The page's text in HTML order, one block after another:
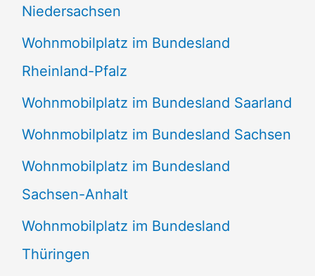
Niedersachsen
Wohnmobilplatz im Bundesland
Rheinland-Pfalz
Wohnmobilplatz im Bundesland Saarland
Wohnmobilplatz im Bundesland Sachsen
Wohnmobilplatz im Bundesland
Sachsen-Anhalt
Wohnmobilplatz im Bundesland
Thüringen